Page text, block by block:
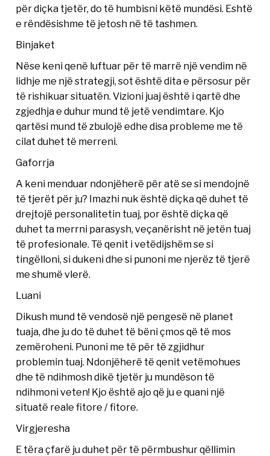
për diçka tjetër, do të humbisni këtë mundësi. Eshtë
e rëndësishme të jetosh në të tashmen.
Binjaket
Nëse keni qenë luftuar për të marrë një vendim në
lidhje me një strategji, sot është dita e përsosur për
të rishikuar situatën. Vizioni juaj është i qartë dhe
zgjedhja e duhur mund të jetë vendimtare. Kjo
qartësi mund të zbulojë edhe disa probleme me të
cilat duhet të merreni.
Gaforrja
A keni menduar ndonjëherë për atë se si mendojnë
të tjerët për ju? Imazhi nuk është diçka që duhet të
drejtojë personalitetin tuaj, por është diçka që
duhet ta merrni parasysh, veçanërisht në jetën tuaj
të profesionale. Të qenit i vetëdijshëm se si
tingëlloni, si dukeni dhe si punoni me njerëz të tjerë
me shumë vlerë.
Luani
Dikush mund të vendosë një pengesë në planet
tuaja, dhe ju do të duhet të bëni çmos që të mos
zemëroheni. Punoni me të për të zgjidhur
problemin tuaj. Ndonjëherë të qenit vetëmohues
dhe të ndihmosh dikë tjetër ju mundëson të
ndihmoni veten! Kjo është ajo që ju e quani një
situatë reale fitore / fitore.
Virgjeresha
E tëra çfarë ju duhet për të përmbushur qëllimin